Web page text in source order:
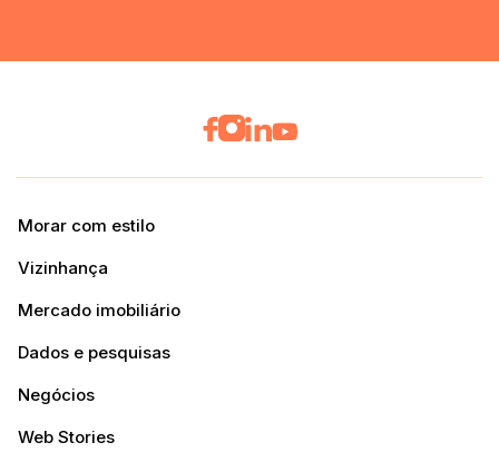
Morar com estilo
Vizinhança
Mercado imobiliário
Dados e pesquisas
Negócios
Web Stories